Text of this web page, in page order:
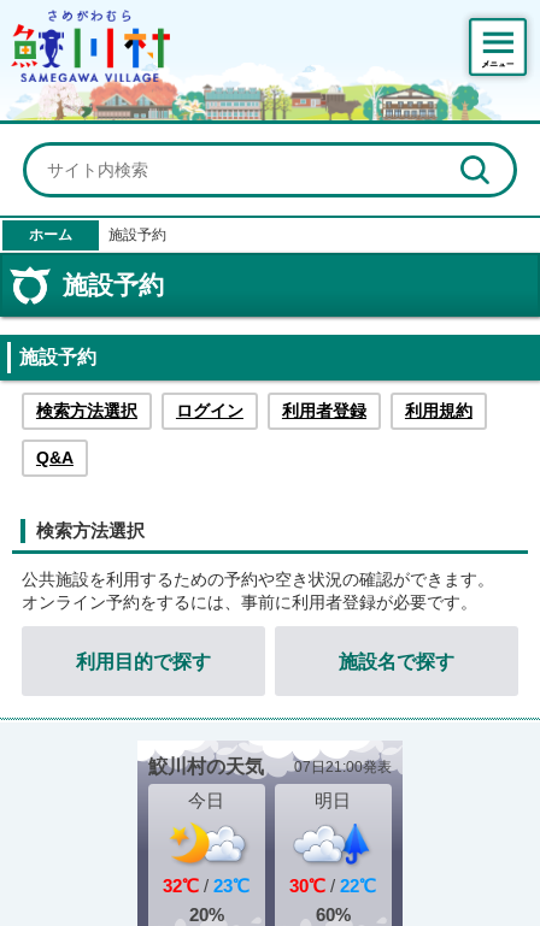
ホーム 施設予約
施設予約
施設予約
検索方法選択 ログイン 利用者登録 利用規約
Q&A
検索方法選択
公共施設を利用するための予約や空き状況の確認ができます。
オンライン予約をするには、事前に利用者登録が必要です。
利用目的で探す 施設名で探す